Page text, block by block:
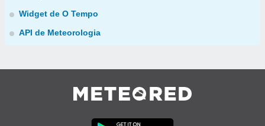
Widget de O Tempo
API de Meteorologia